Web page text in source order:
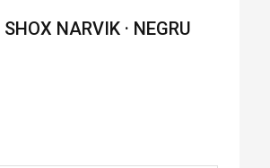
NARVIK · NEGRU